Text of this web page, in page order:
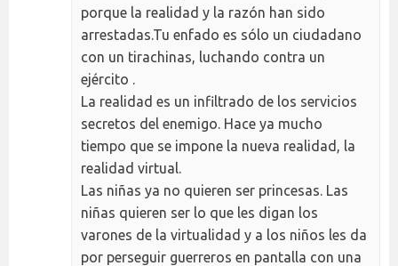
porque la realidad y la razón han sido
arrestadas.Tu enfado es sólo un ciudadano
con un tirachinas, luchando contra un
ejército .
La realidad es un infiltrado de los servicios
secretos del enemigo. Hace ya mucho
tiempo que se impone la nueva realidad, la
realidad virtual.
Las niñas ya no quieren ser princesas. Las
niñas quieren ser lo que les digan los
varones de la virtualidad y a los niños les da
por perseguir guerreros en pantalla con una